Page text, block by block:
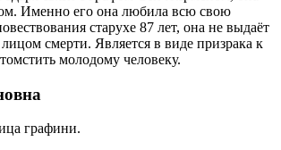
Именно его она любила всю свою
старухе 87 лет, она не выдаёт
смерти. Является в виде призрака к
молодому человеку.
графини.